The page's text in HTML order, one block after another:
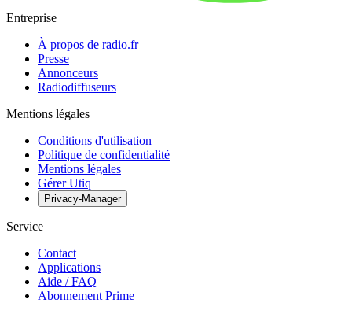
Entreprise
À propos de radio.fr
Presse
Annonceurs
Radiodiffuseurs
Mentions légales
Conditions d'utilisation
Politique de confidentialité
Mentions légales
Gérer Utiq
Privacy-Manager
Service
Contact
Applications
Aide / FAQ
Abonnement Prime